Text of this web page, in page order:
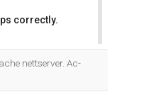
correctly.
nettserver. Ac-